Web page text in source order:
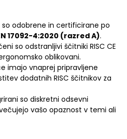
so odobrene in certificirane po
17092-4:2020 (razred A).
so odstranljivi ščitniki RISC CE
oblikovani.
imajo vnaprej pripravljene
dodatnih RISC ščitnikov za
so diskretni odsevni
vašo opaznost v temi ali